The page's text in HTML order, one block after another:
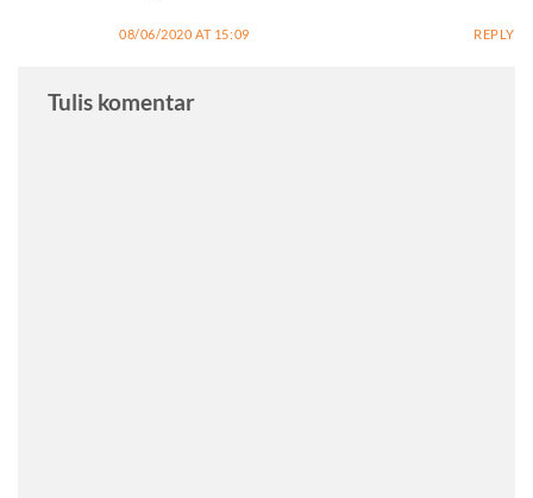
08/06/2020 AT 15:09 REPLY
Tulis komentar